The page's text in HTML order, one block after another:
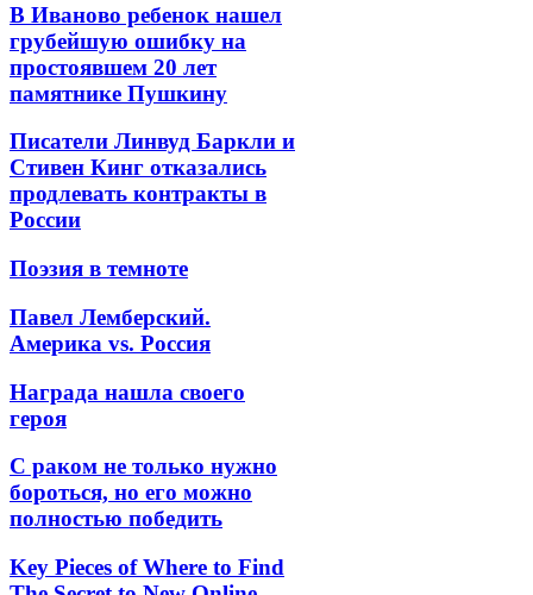
В Иваново ребенок нашел
грубейшую ошибку на
простоявшем 20 лет
памятнике Пушкину
Писатели Линвуд Баркли и
Стивен Кинг отказались
продлевать контракты в
России
Поэзия в темноте
Павел Лемберский.
Америка vs. Россия
Награда нашла своего
героя
С раком не только нужно
бороться, но его можно
полностью победить
Key Pieces of Where to Find